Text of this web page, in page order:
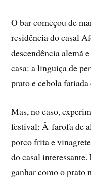
O bar começou de
residência do casal
descendência alemã
casa: a linguiça de
prato e cebola fatiada
Mas, no caso,
festival: Â farofa de
porco frita e
do casal
ganhar como o prato